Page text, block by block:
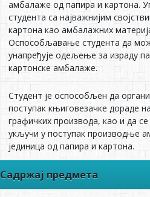
амбалаже од папира и картона.
студента са најважнијим
картона као амбалажних
Оспособљавање студента да
унапређује одељење за израду
картонске амбалаже.
Студент је оспособљен да
поступак књиговезачке дораде
графичких производа, као и да
укључи у поступак производње
јединица од папира и картона.
Садржај предмета